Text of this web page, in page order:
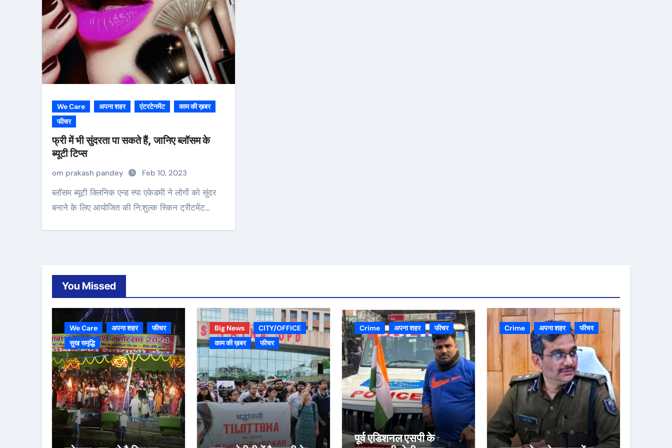
We Care अपना शहर एंटरटेनमेंट
काम की ख़बर
फीचर
फ्री में भी सुंदरता पा सकते हैं, जानिए ब्लॉसम के
ब्यूटी टिप्स
om prakash pandey Feb 10, 2023
ब्लॉसम ब्यूटी क्लिनिक एन्ड स्पा एकेडमी ने लोगों को सुंदर
बनाने के लिए आयोजित की नि:शुल्क स्किन ट्रीटमेंट…
You Missed
We Care अपना शहर
फीचर
सुख समृद्धि
Big News
CITY/OFFICE
काम की ख़बर
फीचर
Crime अपना शहर फीचर
पूर्व एडिशनल एसपी के
Crime अपना शहर फीचर